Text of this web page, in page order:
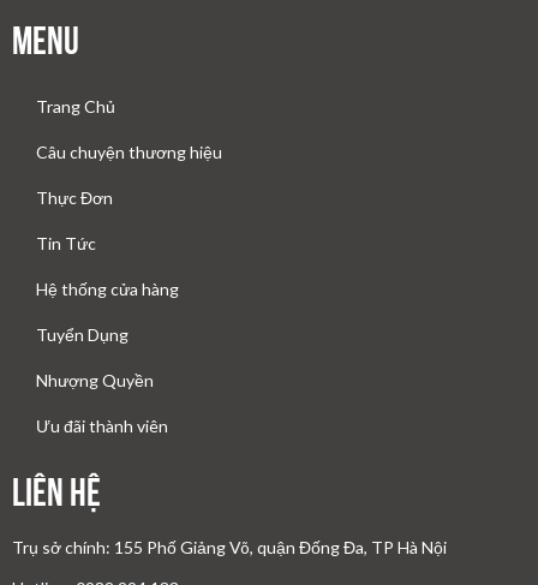
Menu
Trang Chủ
Câu chuyện thương hiệu
Thực Đơn
Tin Tức
Hệ thống cửa hàng
Tuyển Dụng
Nhượng Quyền
Ưu đãi thành viên
Liên Hệ
Trụ sở chính: 155 Phố Giảng Võ, quận Đống Đa, TP Hà Nội